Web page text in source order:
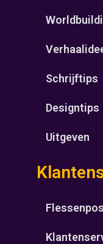
Schrijftips
Designtips
Uitgeven